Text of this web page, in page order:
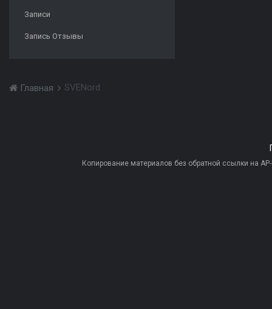
Записи
Запись Отзывы
Главная SVENord
Копирование материалов без обратной ссылки на